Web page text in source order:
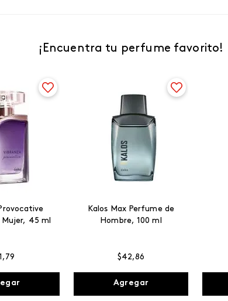
¡Encuentra tu perfume favorito!
45 ml
, 79
Kalos Max Perfume de
Hombre, 100 ml
$42,86
Agregar